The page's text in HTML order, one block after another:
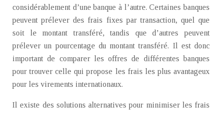
considérablement d’une banque à l’autre. Certaines banques
peuvent prélever des frais fixes par transaction, quel que
soit le montant transféré, tandis que d’autres peuvent
prélever un pourcentage du montant transféré. Il est donc
important de comparer les offres de différentes banques
pour trouver celle qui propose les frais les plus avantageux
pour les virements internationaux.
Il existe des solutions alternatives pour minimiser les frais